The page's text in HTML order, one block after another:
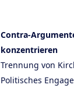
Contra-
konzentrieren
Trennung von
Politisches